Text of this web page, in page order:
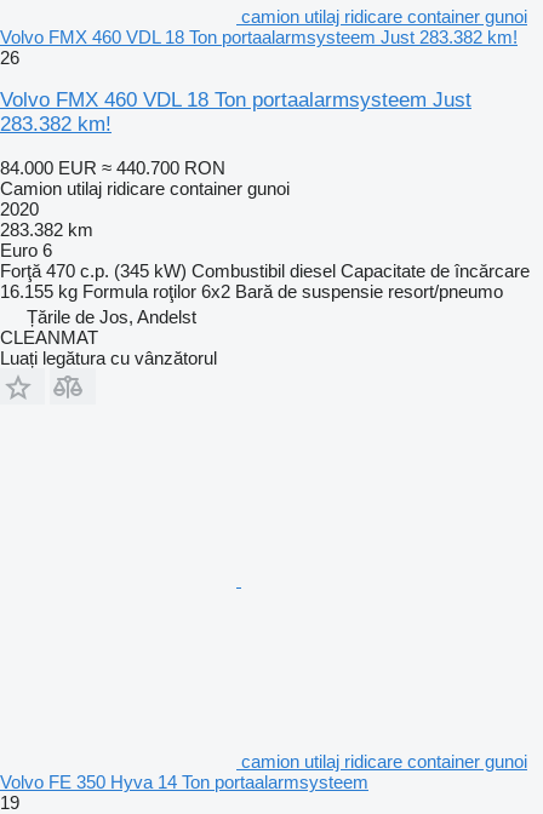
camion utilaj ridicare container gunoi
Volvo FMX 460 VDL 18 Ton portaalarmsysteem Just 283.382 km!
26
Volvo FMX 460 VDL 18 Ton portaalarmsysteem Just
283.382 km!
84.000 EUR ≈ 440.700 RON
Camion utilaj ridicare container gunoi
2020
283.382 km
Euro 6
Forţă 470 c.p. (345 kW) Combustibil diesel Capacitate de încărcare
16.155 kg Formula roţilor 6x2 Bară de suspensie resort/pneumo
Țările de Jos, Andelst
CLEANMAT
Luați legătura cu vânzătorul
camion utilaj ridicare container gunoi
Volvo FE 350 Hyva 14 Ton portaalarmsysteem
19